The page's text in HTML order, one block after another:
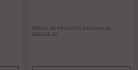
PRECIO SIN IMPUESTOS NACIONALES:
$289.256,20